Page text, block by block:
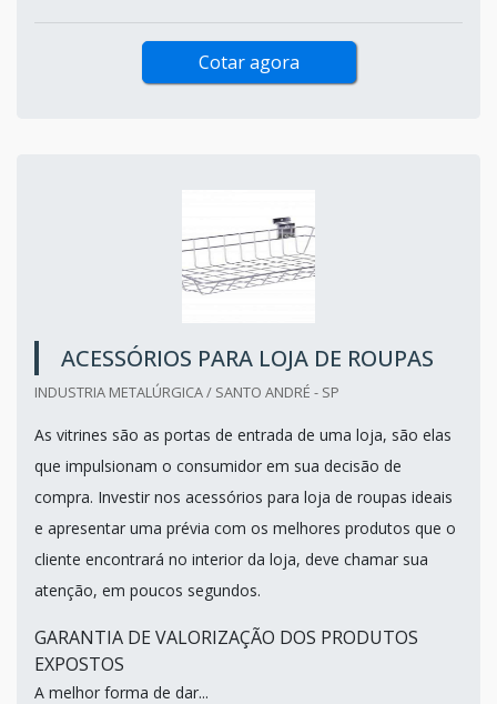
Cotar agora
ACESSÓRIOS PARA LOJA DE ROUPAS
INDUSTRIA METALÚRGICA / SANTO ANDRÉ - SP
As vitrines são as portas de entrada de uma loja, são elas
que impulsionam o consumidor em sua decisão de
compra. Investir nos acessórios para loja de roupas ideais
e apresentar uma prévia com os melhores produtos que o
cliente encontrará no interior da loja, deve chamar sua
atenção, em poucos segundos.
GARANTIA DE VALORIZAÇÃO DOS PRODUTOS
EXPOSTOS
A melhor forma de dar...